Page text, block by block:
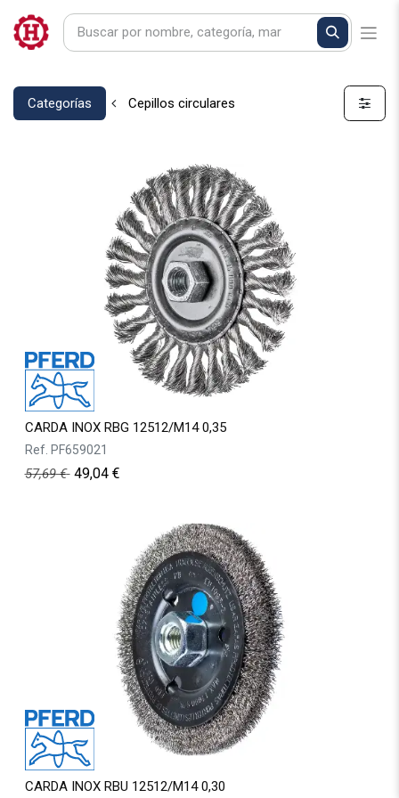
Categorías Cepillos circulares
CARDA INOX RBG 12512/M14 0,35
Ref. PF659021
57,69€ 49,04€
CARDA INOX RBU 12512/M14 0,30